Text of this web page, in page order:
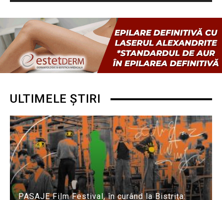
ULTIMELE ȘTIRI
PASAJE Film Festival, în curând la Bistrița: